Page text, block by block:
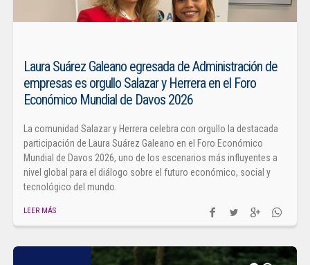
Laura Suárez Galeano egresada de Administración de
empresas es orgullo Salazar y Herrera en el Foro
Económico Mundial de Davos 2026
La comunidad Salazar y Herrera celebra con orgullo la destacada
participación de Laura Suárez Galeano en el Foro Económico
Mundial de Davos 2026, uno de los escenarios más influyentes a
nivel global para el diálogo sobre el futuro económico, social y
tecnológico del mundo.
LEER MÁS